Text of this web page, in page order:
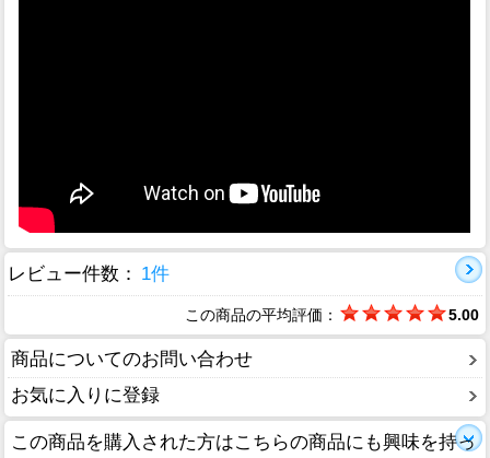
レビュー件数： 1件
この商品の平均評価： 5.00
商品についてのお問い合わせ
お気に入りに登録
この商品を購入された方はこちらの商品にも興味を持っ